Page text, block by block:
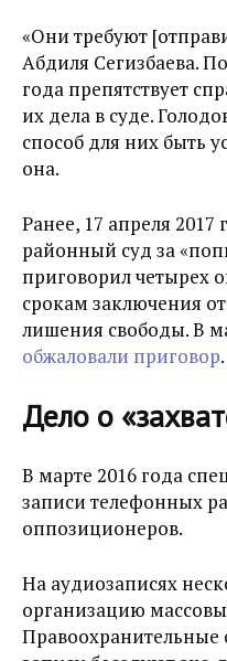
«Они требуют
Абдиля Сегизбаева.
года препятствует
их дела в суде.
способ для них быть
она.
Ранее, 17 апреля
районный суд за
приговорил четырех
срокам заключения
лишения свободы. В
обжаловали приговор.
Дело о
В марте 2016 года
записи телефонных
оппозиционеров.
На аудиозаписях
организацию
Правоохранительные